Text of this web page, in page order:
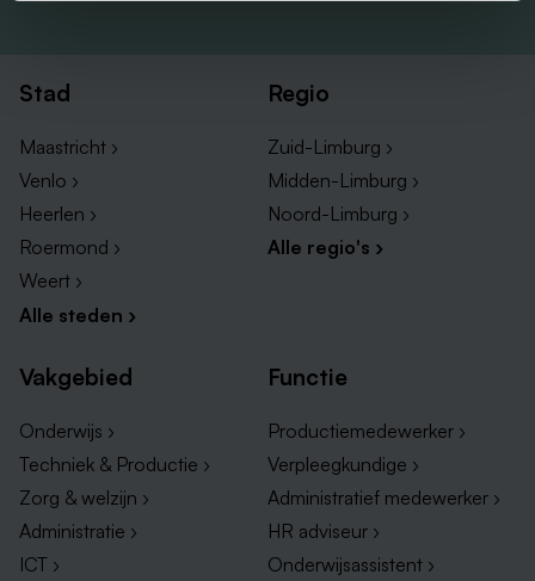
Stad
Maastricht ›
Venlo ›
Heerlen ›
Roermond ›
Weert ›
Alle steden ›
Regio
Zuid-Limburg ›
Midden-Limburg ›
Noord-Limburg ›
Alle regio's ›
Vakgebied
Onderwijs ›
Techniek & Productie ›
Zorg & welzijn ›
Administratie ›
ICT ›
Functie
Productiemedewerker ›
Verpleegkundige ›
Administratief medewerker ›
HR adviseur ›
Onderwijsassistent ›